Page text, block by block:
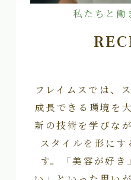
私たちと働
フレイムスでは、
成長できる環境を
新の技術を学びな
スタイルを形にす
す。「美容が好き